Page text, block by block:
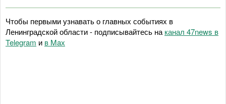
Чтобы первыми узнавать о главных событиях в
Ленинградской области - подписывайтесь на канал 47news в
Telegram и в Maх